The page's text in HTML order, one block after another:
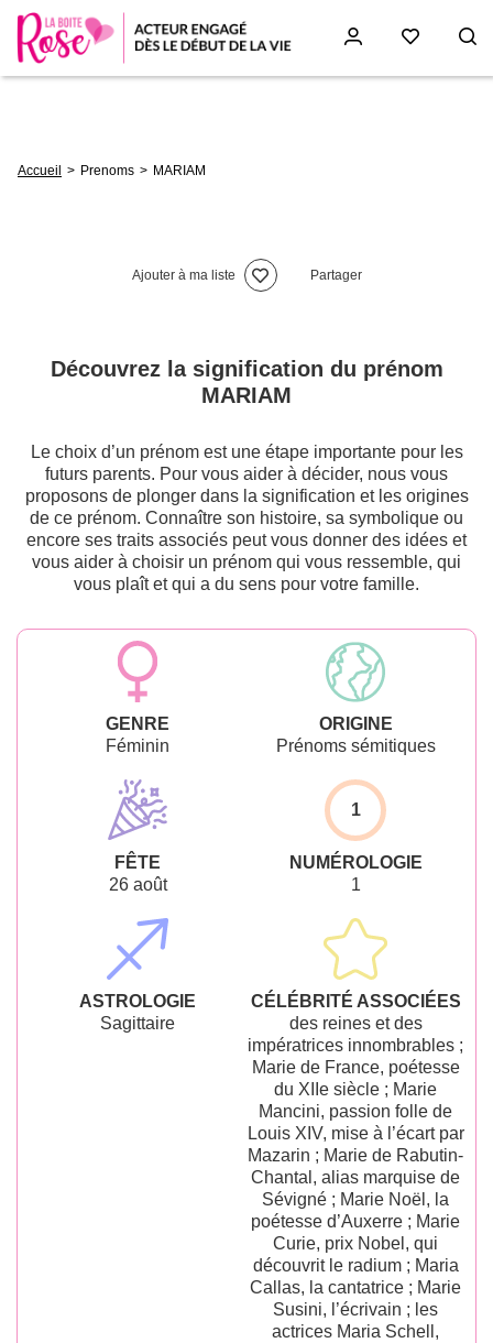
d'Ariane
Accueil Prenoms MARIAM
Ajouter à ma liste Partager
Découvrez la signification du prénom
MARIAM
Le choix d’un prénom est une étape importante pour les
futurs parents. Pour vous aider à décider, nous vous
proposons de plonger dans la signification et les origines
de ce prénom. Connaître son histoire, sa symbolique ou
encore ses traits associés peut vous donner des idées et
vous aider à choisir un prénom qui vous ressemble, qui
vous plaît et qui a du sens pour votre famille.
GENRE
Féminin
ORIGINE
Prénoms sémitiques
FÊTE
26 août
1
NUMÉROLOGIE
1
ASTROLOGIE
Sagittaire
CÉLÉBRITÉ ASSOCIÉES
des reines et des
impératrices innombrables ;
Marie de France, poétesse
du XIIe siècle ; Marie
Mancini, passion folle de
Louis XIV, mise à l’écart par
Mazarin ; Marie de Rabutin-
Chantal, alias marquise de
Sévigné ; Marie Noël, la
poétesse d’Auxerre ; Marie
Curie, prix Nobel, qui
découvrit le radium ; Maria
Callas, la cantatrice ; Marie
Susini, l’écrivain ; les
actrices Maria Schell,